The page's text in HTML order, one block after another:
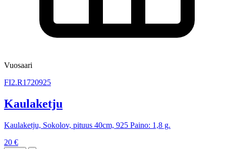
Vuosaari
FI2.R1720925
Kaulaketju
Kaulaketju, Sokolov, pituus 40cm, 925 Paino: 1,8 g.
20 €